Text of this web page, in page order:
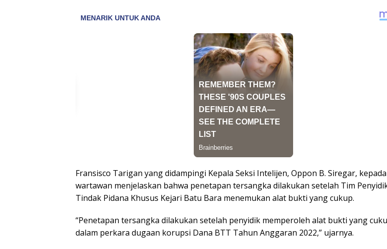
Fransisco Tarigan yang didampingi Kepala Seksi Intelijen, Oppon B. Siregar, kepada
wartawan menjelaskan bahwa penetapan tersangka dilakukan setelah Tim
Tindak Pidana Khusus Kejari Batu Bara menemukan alat bukti yang cukup.
“Penetapan tersangka dilakukan setelah penyidik memperoleh alat bukti yang
dalam perkara dugaan korupsi Dana BTT Tahun Anggaran 2022,” ujarnya.